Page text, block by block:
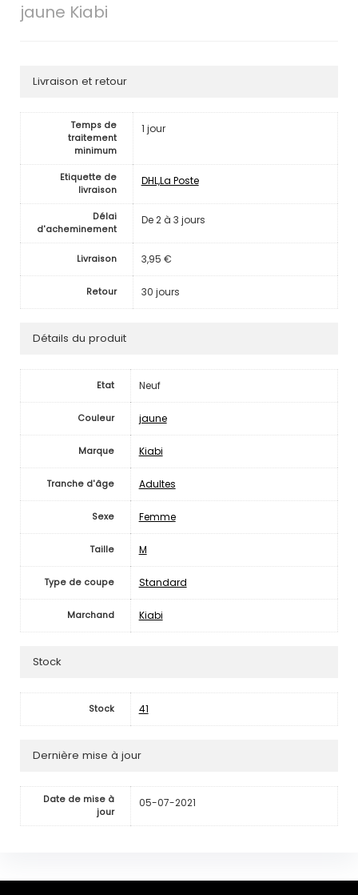
jaune Kiabi
Livraison et retour
Temps de
traitement
minimum
1 jour
Etiquette de
livraison
DHL,La Poste
Délai
d'acheminement
De 2 à 3 jours
Livraison 3,95 €
Retour 30 jours
Détails du produit
Etat Neuf
Couleur jaune
Marque Kiabi
Tranche d'âge Adultes
Sexe Femme
Taille M
Type de coupe Standard
Marchand Kiabi
Stock
Stock 41
Dernière mise à jour
Date de mise à
jour
05-07-2021